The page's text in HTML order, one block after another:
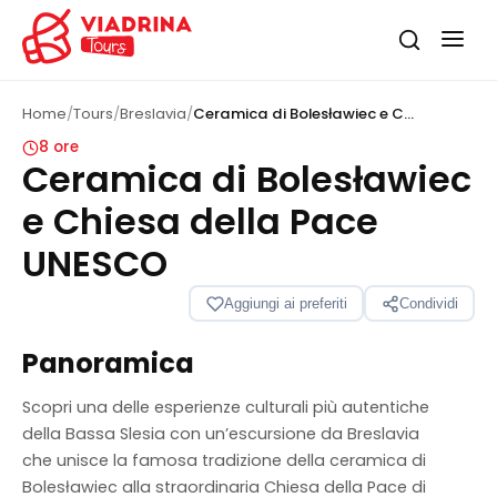
Home/Tours/Breslavia/
Ceramica di Bolesławiec e Chiesa della Pace UNESCO
8 ore
Ceramica di Bolesławiec
e Chiesa della Pace
UNESCO
Aggiungi ai preferiti Condividi
›
1/13
Panoramica
Scopri una delle esperienze culturali più autentiche
della Bassa Slesia con un’escursione da Breslavia
che unisce la famosa tradizione della ceramica di
Bolesławiec alla straordinaria Chiesa della Pace di